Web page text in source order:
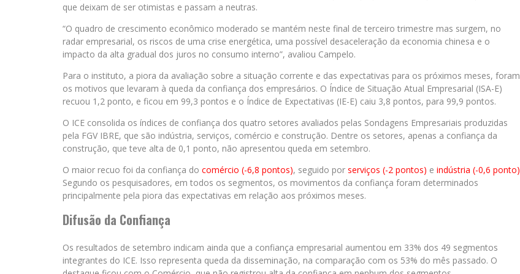
que deixam de ser otimistas e passam a neutras.
“O quadro de crescimento econômico moderado se mantém neste final de terceiro trimestre mas surgem, no
radar empresarial, os riscos de uma crise energética, uma possível desaceleração da economia chinesa e o
impacto da alta gradual dos juros no consumo interno”, avaliou Campelo.
Para o instituto, a piora da avaliação sobre a situação corrente e das expectativas para os próximos meses, foram
os motivos que levaram à queda da confiança dos empresários. O Índice de Situação Atual Empresarial (ISA-E)
recuou 1,2 ponto, e ficou em 99,3 pontos e o Índice de Expectativas (IE-E) caiu 3,8 pontos, para 99,9 pontos.
O ICE consolida os índices de confiança dos quatro setores avaliados pelas Sondagens Empresariais produzidas
pela FGV IBRE, que são indústria, serviços, comércio e construção. Dentre os setores, apenas a confiança da
construção, que teve alta de 0,1 ponto, não apresentou queda em setembro.
O maior recuo foi da confiança do comércio (-6,8 pontos), seguido por serviços (-2 pontos) e indústria (-0,6 ponto)
Segundo os pesquisadores, em todos os segmentos, os movimentos da confiança foram determinados
principalmente pela piora das expectativas em relação aos próximos meses.
Difusão da Confiança
Os resultados de setembro indicam ainda que a confiança empresarial aumentou em 33% dos 49 segmentos
integrantes do ICE. Isso representa queda da disseminação, na comparação com os 53% do mês passado. O